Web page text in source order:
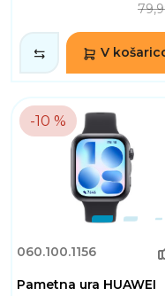
V
-10 %
060.100.1156
Pametna ura HUAWEI